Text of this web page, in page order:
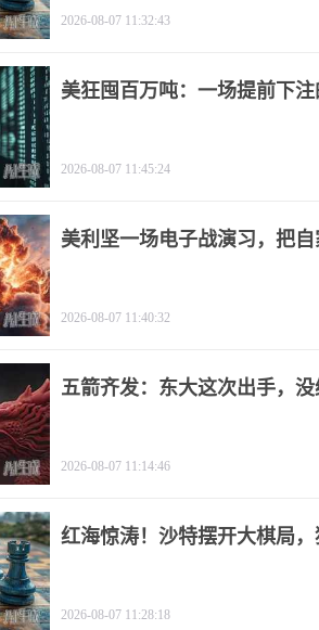
2026-08-07 11:32:43
美狂囤百万吨：一场提前下
2026-08-07 11:45:24
美利坚一场电子战演习，把自
2026-08-07 11:40:32
五箭齐发：东大这次出手，
2026-08-07 11:14:46
红海惊涛！沙特摆开大棋局
2026-08-07 11:28:18